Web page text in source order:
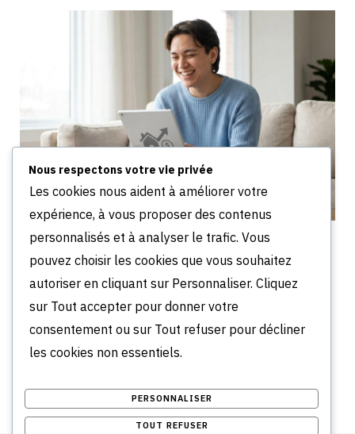
Pourquoi choisir LocService pour louer sans frais
d’agence
JUIN 18, 2026
Comments are closed.
Nous respectons votre vie privée
Les cookies nous aident à améliorer votre
expérience, à vous proposer des contenus
personnalisés et à analyser le trafic. Vous
pouvez choisir les cookies que vous souhaitez
autoriser en cliquant sur Personnaliser. Cliquez
sur Tout accepter pour donner votre
consentement ou sur Tout refuser pour décliner
les cookies non essentiels.
PERSONNALISER
TOUT REFUSER